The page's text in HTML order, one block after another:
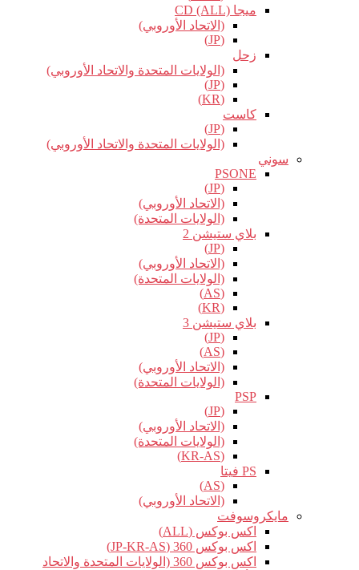
ميجا CD (ALL)
(الاتحاد الأوروبي)
(JP)
زحل
(الولايات المتحدة والاتحاد الأوروبي)
(JP)
(KR)
كاست
(JP)
(الولايات المتحدة والاتحاد الأوروبي)
سوني
PSONE
(JP)
(الاتحاد الأوروبي)
(الولايات المتحدة)
بلاي ستيشن 2
(JP)
(الاتحاد الأوروبي)
(الولايات المتحدة)
(AS)
(KR)
بلاي ستيشن 3
(JP)
(AS)
(الاتحاد الأوروبي)
(الولايات المتحدة)
PSP
(JP)
(الاتحاد الأوروبي)
(الولايات المتحدة)
(KR-AS)
PS فيتا
(AS)
(الاتحاد الأوروبي)
مايكروسوفت
اكس بوكس (ALL)
اكس بوكس 360 (JP-KR-AS)
اكس بوكس 360 (الولايات المتحدة والاتحاد